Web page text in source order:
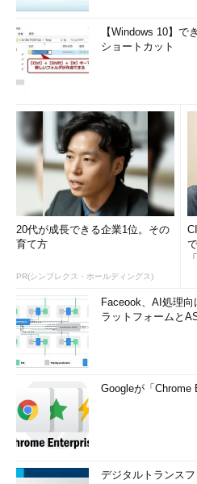
【Windows 10】で
ショートカット
20代が成長できる企業1位。その
育て方
PR(シンプレクス・ホールディングス)
Faceook、AI処理
ラットフォームと
Googleが「Chrome
デジタルトランス